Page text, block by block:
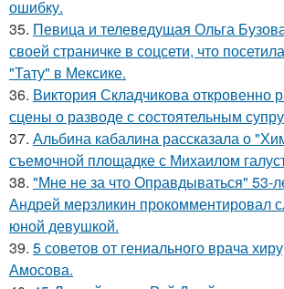
ошибку.
35. Певица и телеведущая Ольга
своей страничке в соцсети, что
"Тату" в Мексике.
36. Виктория Складчикова откровенно
сцены о разводе с состоятельным
37. Альбина кабалина рассказала о
съемочной площадке с Михаилом
38. "Мне не за что Оправдываться" 53-
Андрей мерзликин прокомментировал
юной девушкой.
39. 5 советов от гениального врача
Амосова.